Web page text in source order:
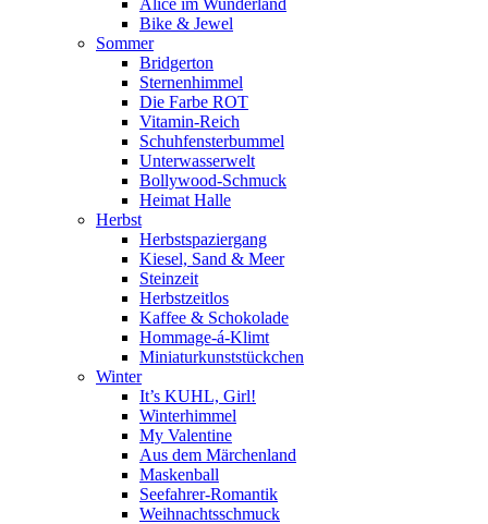
Alice im Wunderland
Bike & Jewel
Sommer
Bridgerton
Sternenhimmel
Die Farbe ROT
Vitamin-Reich
Schuhfensterbummel
Unterwasserwelt
Bollywood-Schmuck
Heimat Halle
Herbst
Herbstspaziergang
Kiesel, Sand & Meer
Steinzeit
Herbstzeitlos
Kaffee & Schokolade
Hommage-á-Klimt
Miniaturkunststückchen
Winter
It’s KUHL, Girl!
Winterhimmel
My Valentine
Aus dem Märchenland
Maskenball
Seefahrer-Romantik
Weihnachtsschmuck